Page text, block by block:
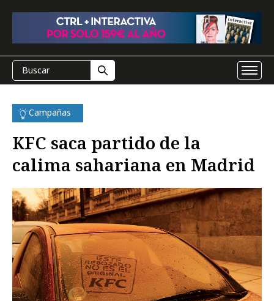
Campañas
KFC saca partido de la
calima sahariana en Madrid